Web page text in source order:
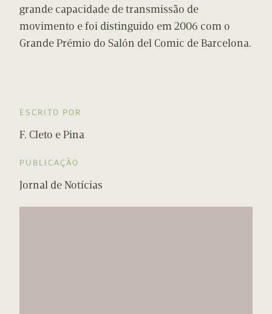
grande capacidade de transmissão de
movimento e foi distinguido em 2006 com o
Grande Prémio do Salón del Comic de Barcelona.
ESCRITO POR
F. Cleto e Pina
PUBLICAÇÃO
Jornal de Notícias